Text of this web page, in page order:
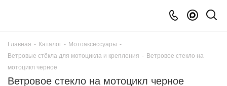
Главная - Каталог - Мотоаксессуары -
Ветровые стёкла для мотоцикла и крепления - Ветровое стекло на
мотоцикл черное
Ветровое стекло на мотоцикл черное